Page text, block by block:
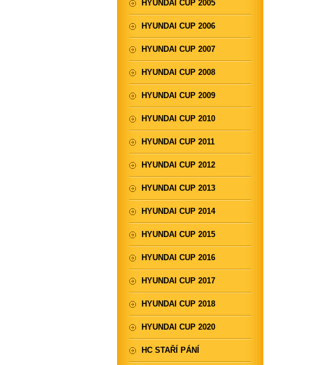
HYUNDAI CUP 2005
HYUNDAI CUP 2006
HYUNDAI CUP 2007
HYUNDAI CUP 2008
HYUNDAI CUP 2009
HYUNDAI CUP 2010
HYUNDAI CUP 2011
HYUNDAI CUP 2012
HYUNDAI CUP 2013
HYUNDAI CUP 2014
HYUNDAI CUP 2015
HYUNDAI CUP 2016
HYUNDAI CUP 2017
HYUNDAI CUP 2018
HYUNDAI CUP 2020
HC STAŘÍ PÁNÍ